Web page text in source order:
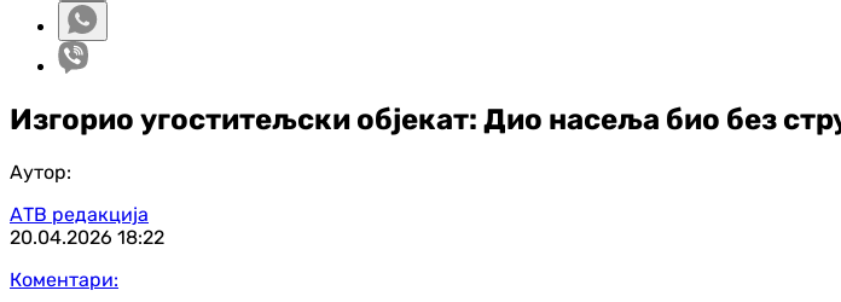
Изгорио угоститељски објекат: Дио насеља био без
Аутор:
АТВ редакција
20.04.2026 18:22
Коментари: